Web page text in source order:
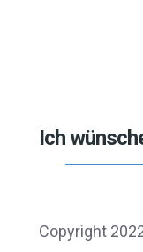
Ich
Copyright